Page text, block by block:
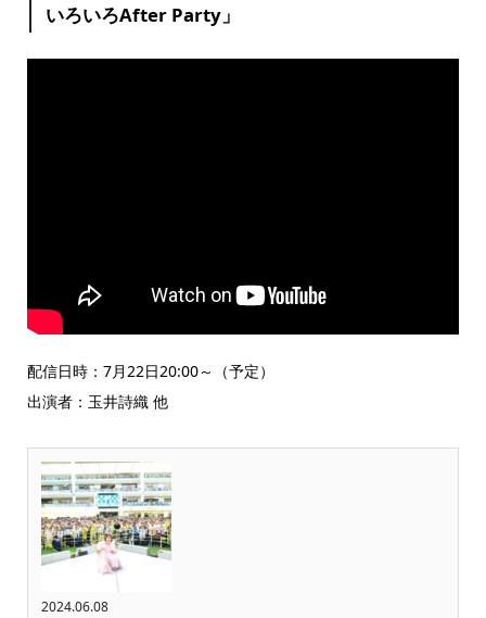
いろいろAfter Party」
配信日時：7月22日20:00～（予定）
出演者：玉井詩織 他
2024.06.08